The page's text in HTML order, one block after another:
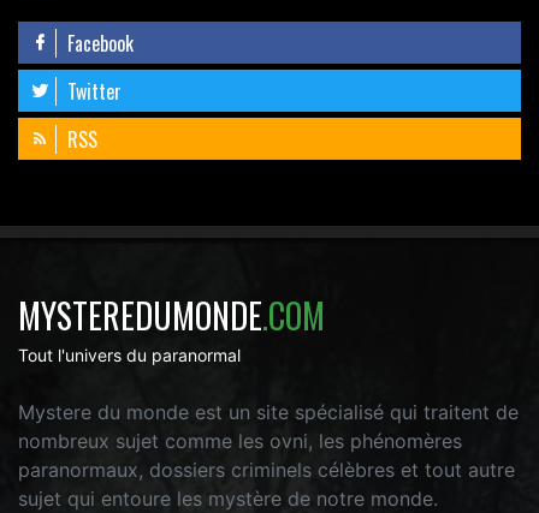
Facebook
Twitter
RSS
MYSTEREDUMONDE.COM
Tout l'univers du paranormal
Mystere du monde est un site spécialisé qui traitent de
nombreux sujet comme les ovni, les phénomères
paranormaux, dossiers criminels célèbres et tout autre
sujet qui entoure les mystère de notre monde.